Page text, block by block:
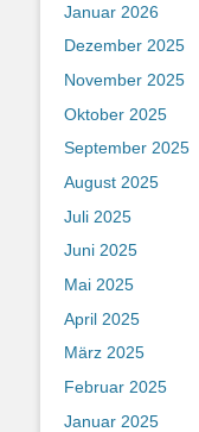
Januar 2026
Dezember 2025
November 2025
Oktober 2025
September 2025
August 2025
Juli 2025
Juni 2025
Mai 2025
April 2025
März 2025
Februar 2025
Januar 2025